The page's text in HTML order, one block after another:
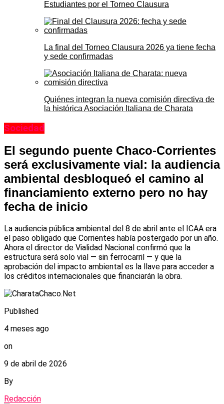
Estudiantes por el Torneo Clausura
La final del Torneo Clausura 2026 ya tiene fecha
y sede confirmadas
Quiénes integran la nueva comisión directiva de
la histórica Asociación Italiana de Charata
Sociedad
El segundo puente Chaco-Corrientes
será exclusivamente vial: la audiencia
ambiental desbloqueó el camino al
financiamiento externo pero no hay
fecha de inicio
La audiencia pública ambiental del 8 de abril ante el ICAA era
el paso obligado que Corrientes había postergado por un año.
Ahora el director de Vialidad Nacional confirmó que la
estructura será solo vial — sin ferrocarril — y que la
aprobación del impacto ambiental es la llave para acceder a
los créditos internacionales que financiarán la obra.
Published
4 meses ago
on
9 de abril de 2026
By
Redacción